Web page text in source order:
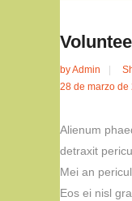
byAdmin
28 de marzo de
Alienum
detraxit
Mei an
Eos ei nisl